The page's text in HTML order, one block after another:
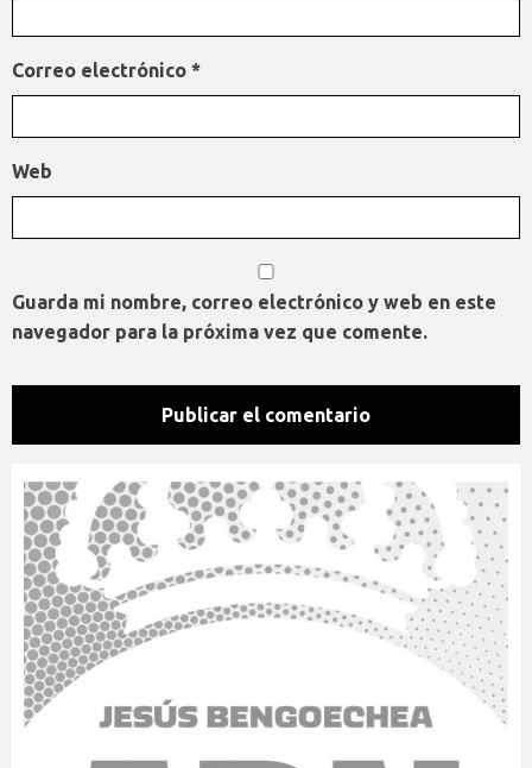
Correo electrónico *
Web
Guarda mi nombre, correo electrónico y web en este
navegador para la próxima vez que comente.